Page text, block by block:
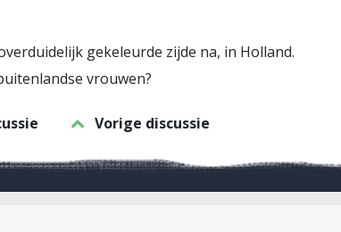
gekeleurde zijde na, in Holland.
vrouwen?
Vorige discussie